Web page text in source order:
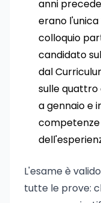
anni
erano
colloquio
candidato
dal
sulle quattro
a gennaio e
competenze
L'esame è
tutte le prove: